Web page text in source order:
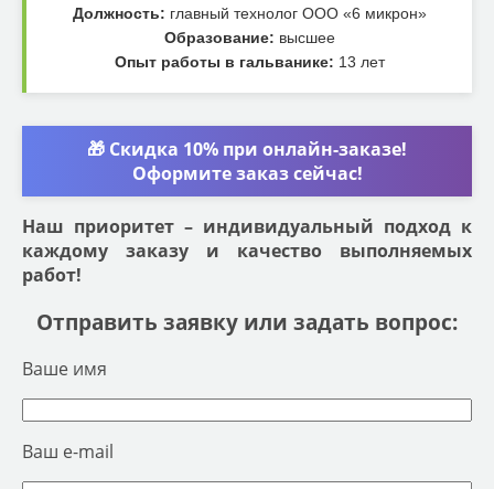
Должность: главный технолог ООО «6 микрон»
Образование: высшее
Опыт работы в гальванике: 13 лет
🎁 Скидка 10% при онлайн-заказе!
Оформите заказ сейчас!
Наш приоритет – индивидуальный подход к
каждому заказу и качество выполняемых
работ!
Отправить заявку или задать вопрос:
Ваше имя
Ваш e-mail